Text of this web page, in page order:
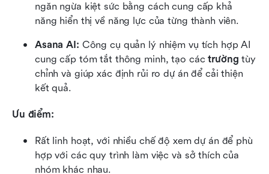
ngăn ngừa kiệt sức bằng cách cung cấp khả
năng hiển thị về năng lực của từng thành viên.
Asana AI: Công cụ quản lý nhiệm vụ tích hợp AI
cung cấp tóm tắt thông minh, tạo các trường tùy
chỉnh và giúp xác định rủi ro dự án để cải thiện
kết quả.
Ưu điểm:
Rất linh hoạt, với nhiều chế độ xem dự án để phù
hợp với các quy trình làm việc và sở thích của
nhóm khác nhau.